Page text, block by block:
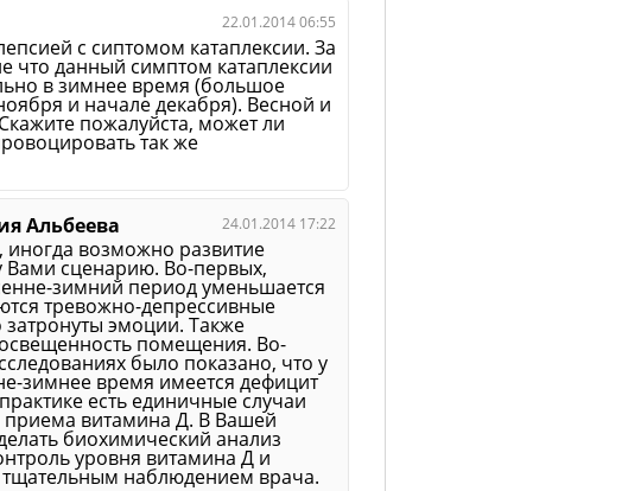
22.01.2014 06:55
с сиптомом катаплексии. За
что данный симптом катаплексии
в зимнее время (большое
и начале декабря). Весной и
пожалуйста, может ли
так же
Альбеева 24.01.2014 17:22
возможно развитие
сценарию. Во-первых,
зимний период уменьшается
тревожно-депрессивные
затронуты эмоции. Также
помещения. Во-
было показано, что у
зимнее время имеется дефицит
есть единичные случаи
витамина Д. В Вашей
биохимический анализ
уровня витамина Д и
наблюдением врача.